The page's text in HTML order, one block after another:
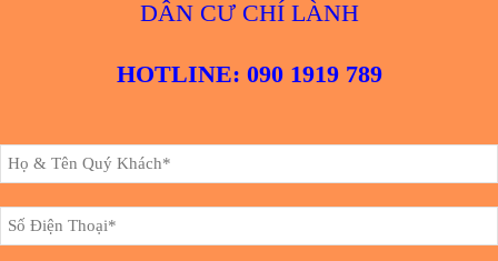
DÂN CƯ CHÍ LÀNH
HOTLINE: 090 1919 789